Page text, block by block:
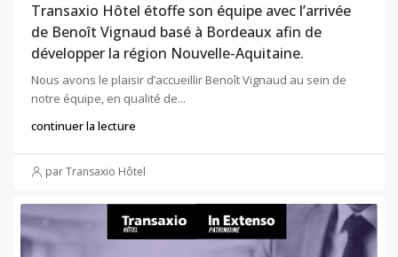
Transaxio Hôtel étoffe son équipe avec l’arrivée
de Benoît Vignaud basé à Bordeaux afin de
développer la région Nouvelle-Aquitaine.
Nous avons le plaisir d’accueillir Benoît Vignaud au sein de
notre équipe, en qualité de...
continuer la lecture
par Transaxio Hôtel